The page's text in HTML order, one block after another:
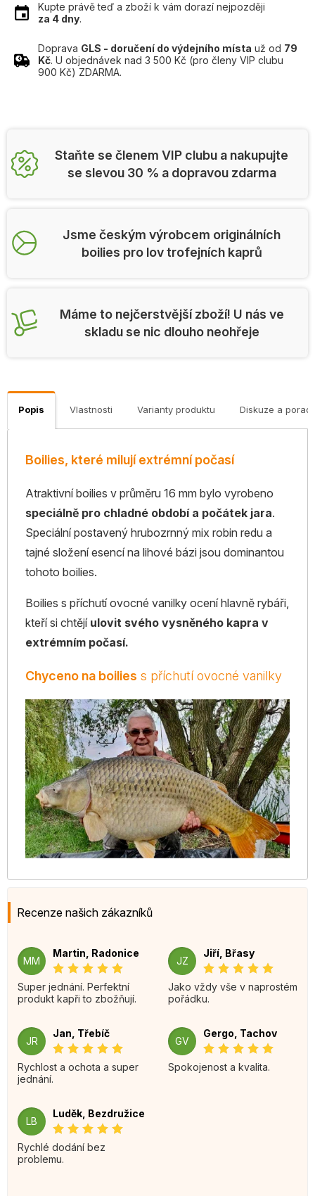
Kupte právě teď a zboží k vám dorazí nejpozději
za 4 dny.
Doprava GLS - doručení do výdejního místa už od 79
Kč. U objednávek nad 3 500 Kč (pro členy VIP clubu
900 Kč) ZDARMA.
Staňte se členem VIP clubu a nakupujte
se slevou 30 % a dopravou zdarma
Jsme českým výrobcem originálních
boilies pro lov trofejních kaprů
Máme to nejčerstvější zboží! U nás ve
skladu se nic dlouho neohřeje
Popis Vlastnosti Varianty produktu Diskuze a
Boilies, které milují extrémní počasí
Atraktivní boilies v průměru 16 mm bylo vyrobeno
speciálně pro chladné období a počátek jara.
Speciální postavený hrubozrnný mix robin redu a
tajné složení esencí na lihové bázi jsou dominantou
tohoto boilies.
Boilies s příchutí ovocné vanilky ocení hlavně rybáři,
kteří si chtějí ulovit svého vysněného kapra v
extrémním počasí.
Chyceno na boilies s příchutí ovocné vanilky
Recenze našich zákazníků
MM
Martin, Radonice
Super jednání. Perfektní
produkt kapři to zbožňují.
JZ
Jiří, Břasy
Jako vždy vše v naprostém
pořádku.
JR
Jan, Třebíč
Rychlost a ochota a super
jednání.
GV
Gergo, Tachov
Spokojenost a kvalita.
LB
Luděk, Bezdružice
Rychlé dodání bez
problemu.